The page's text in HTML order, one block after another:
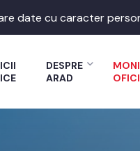
date cu caracter
DESPRE
ARAD